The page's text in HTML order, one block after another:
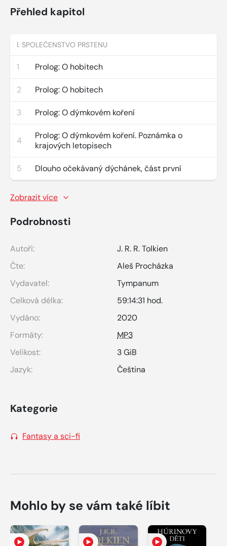
Přehled kapitol
I. SPOLEČENSTVO PRSTENU
1 Prolog: O hobitech
2 Prolog: O hobitech
3 Prolog: O dýmkovém koření
4
Prolog: O dýmkovém koření. Poznámka o
krajových letopisech
5 Dlouho očekávaný dýchánek, část první
Zobrazit více
Podrobnosti
Autoři:
J. R. R. Tolkien
Čte:
Aleš Procházka
Vydavatel:
Tympanum
Celková délka:
59:14:31 hod.
Vydáno:
2020
Formáty:
MP3
Velikost:
3 GiB
Jazyk:
Čeština
Kategorie
Fantasy a sci-fi
Mohlo by se vám také líbit